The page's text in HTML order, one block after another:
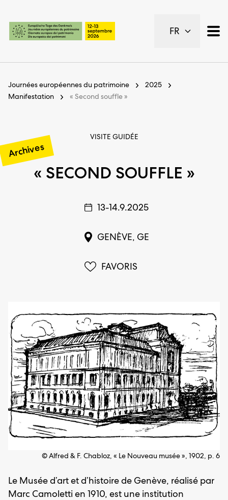
Pages importantes
Page d’accueil
Contenu
Plan du site
FR
Journées européennes du patrimoine
2025
Manifestation
« Second souffle »
VISITE GUIDÉE
Archives
« SECOND SOUFFLE »
13-14.9.2025
GENÈVE, GE
FAVORIS
© Alfred & F. Chabloz, « Le Nouveau musée », 1902, p. 6
Le Musée d’art et d’histoire de Genève, réalisé par
Marc Camoletti en 1910, est une institution